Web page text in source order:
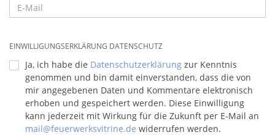
EINWILLIGUNGSERKLÄRUNG DATENSCHUTZ
Ja, ich habe die Datenschutzerklärung zur Kenntnis
genommen und bin damit einverstanden, dass die von
mir angegebenen Daten und Kommentare elektronisch
erhoben und gespeichert werden. Diese Einwilligung
kann jederzeit mit Wirkung für die Zukunft per E-Mail an
mail@feuerwerksvitrine.de widerrufen werden.